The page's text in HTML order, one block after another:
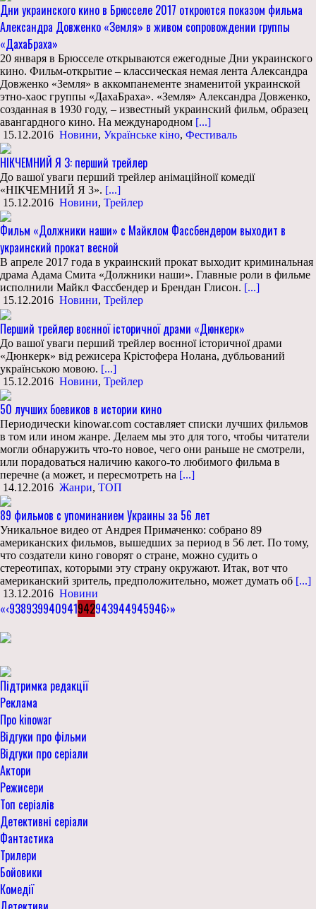
Дни украинского кино в Брюсселе 2017 откроются показом фильма
Александра Довженко «Земля» в живом сопровождении группы
«ДахаБраха»
20 января в Брюсселе открываются ежегодные Дни украинского
кино. Фильм-открытие – классическая немая лента Александра
Довженко «Земля» в аккомпанементе знаменитой украинской
этно-хаос группы «ДахаБраха». «Земля» Александра Довженко,
созданная в 1930 году, – известный украинский фильм, образец
авангардного кино. На международном [...]
15.12.2016 Новини, Українське кіно, Фестиваль
НІКЧЕМНИЙ Я 3: перший трейлер
До вашої уваги перший трейлер анімаційноії комедії
«НІКЧЕМНИЙ Я 3». [...]
15.12.2016 Новини, Трейлер
Фильм «Должники наши» с Майклом Фассбендером выходит в
украинский прокат весной
В апреле 2017 года в украинский прокат выходит криминальная
драма Адама Смита «Должники наши». Главные роли в фильме
исполнили Майкл Фассбендер и Брендан Глисон. [...]
15.12.2016 Новини, Трейлер
Перший трейлер воєнної історичної драми «Дюнкерк»
До вашої уваги перший трейлер воєнної історичної драми
«Дюнкерк» від режисера Крістофера Нолана, дубльований
українською мовою. [...]
15.12.2016 Новини, Трейлер
50 лучших боевиков в истории кино
Периодически kinowar.com составляет списки лучших фильмов
в том или ином жанре. Делаем мы это для того, чтобы читатели
могли обнаружить что-то новое, чего они раньше не смотрели,
или порадоваться наличию какого-то любимого фильма в
перечне (а может, и пересмотреть на [...]
14.12.2016 Жанри, ТОП
89 фильмов с упоминанием Украины за 56 лет
Уникальное видео от Андрея Примаченко: собрано 89
американских фильмов, вышедших за период в 56 лет. По тому,
что создатели кино говорят о стране, можно судить о
стереотипах, которыми эту страну окружают. Итак, вот что
американский зритель, предположительно, может думать об [...]
13.12.2016 Новини
«‹938939940941942943944945946›»
Підтримка редакції
Реклама
Про kinowar
Відгуки про фільми
Відгуки про серіали
Актори
Режисери
Топ серіалів
Детективні серіали
Фантастика
Трилери
Бойовики
Комедії